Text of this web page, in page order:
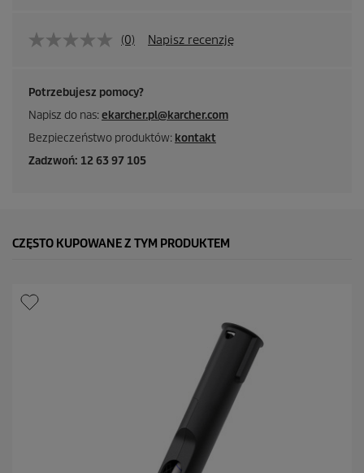
(0) Napisz recenzję
Potrzebujesz pomocy?
Napisz do nas:ekarcher.pl@karcher.com
Bezpieczeństwo produktów: kontakt
Zadzwoń: 12 63 97 105
CZĘSTO KUPOWANE Z TYM PRODUKTEM